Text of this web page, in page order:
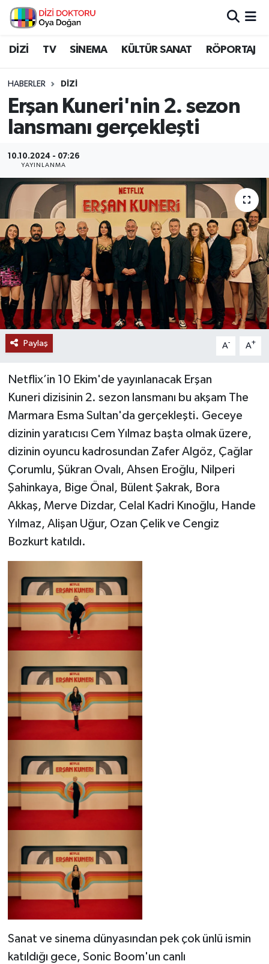
DİZİ TV SİNEMA KÜLTÜR SANAT RÖPORTAJ
HABERLER DİZİ
Erşan Kuneri'nin 2. sezon
lansmanı gerçekleşti
10.10.2024 - 07:26
YAYINLANMA
Paylaş A- A+
Netflix’in 10 Ekim'de yayınlanacak Erşan
Kuneri dizisinin 2. sezon lansmanı bu akşam The
Marmara Esma Sultan'da gerçekleşti. Geceye
dizinin yaratıcısı Cem Yılmaz başta olmak üzere,
dizinin oyuncu kadrosundan Zafer Algöz, Çağlar
Çorumlu, Şükran Ovalı, Ahsen Eroğlu, Nilperi
Şahinkaya, Bige Önal, Bülent Şakrak, Bora
Akkaş, Merve Dizdar, Celal Kadri Kınoğlu, Hande
Yılmaz, Alişan Uğur, Ozan Çelik ve Cengiz
Bozkurt katıldı.
Sanat ve sinema dünyasından pek çok ünlü ismin
katıldığı gece, Sonic Boom'un canlı
İstanbul Nöbetçi Eczaneler
İstanbul Namaz Vakitleri
İstanbul Trafik Yoğunluk Haritası
Süper Lig Puan Durumu ve Fikstür
Tüm Manşetler
Son Dakika Haberleri
Haber Arşivi